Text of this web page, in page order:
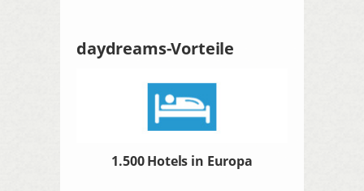
daydreams-Vorteile
1.500 Hotels in Europa